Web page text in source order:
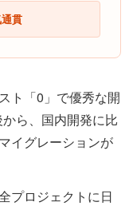
貫
ト「0」で優秀な開
ら、国内開発に比
イグレーションが
プロジェクトに日